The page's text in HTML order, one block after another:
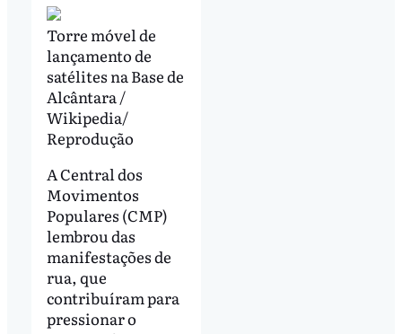
Torre móvel de
lançamento de
satélites na Base de
Alcântara /
Wikipedia/
Reprodução
A Central dos
Movimentos
Populares (CMP)
lembrou das
manifestações de
rua, que
contribuíram para
pressionar o